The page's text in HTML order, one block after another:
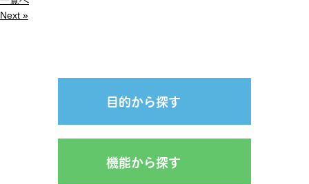
Next »
目的から探す
機能から探す